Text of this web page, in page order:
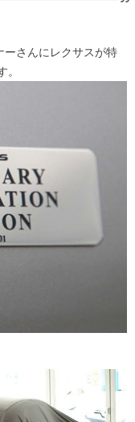
さんにレクサスが特
。